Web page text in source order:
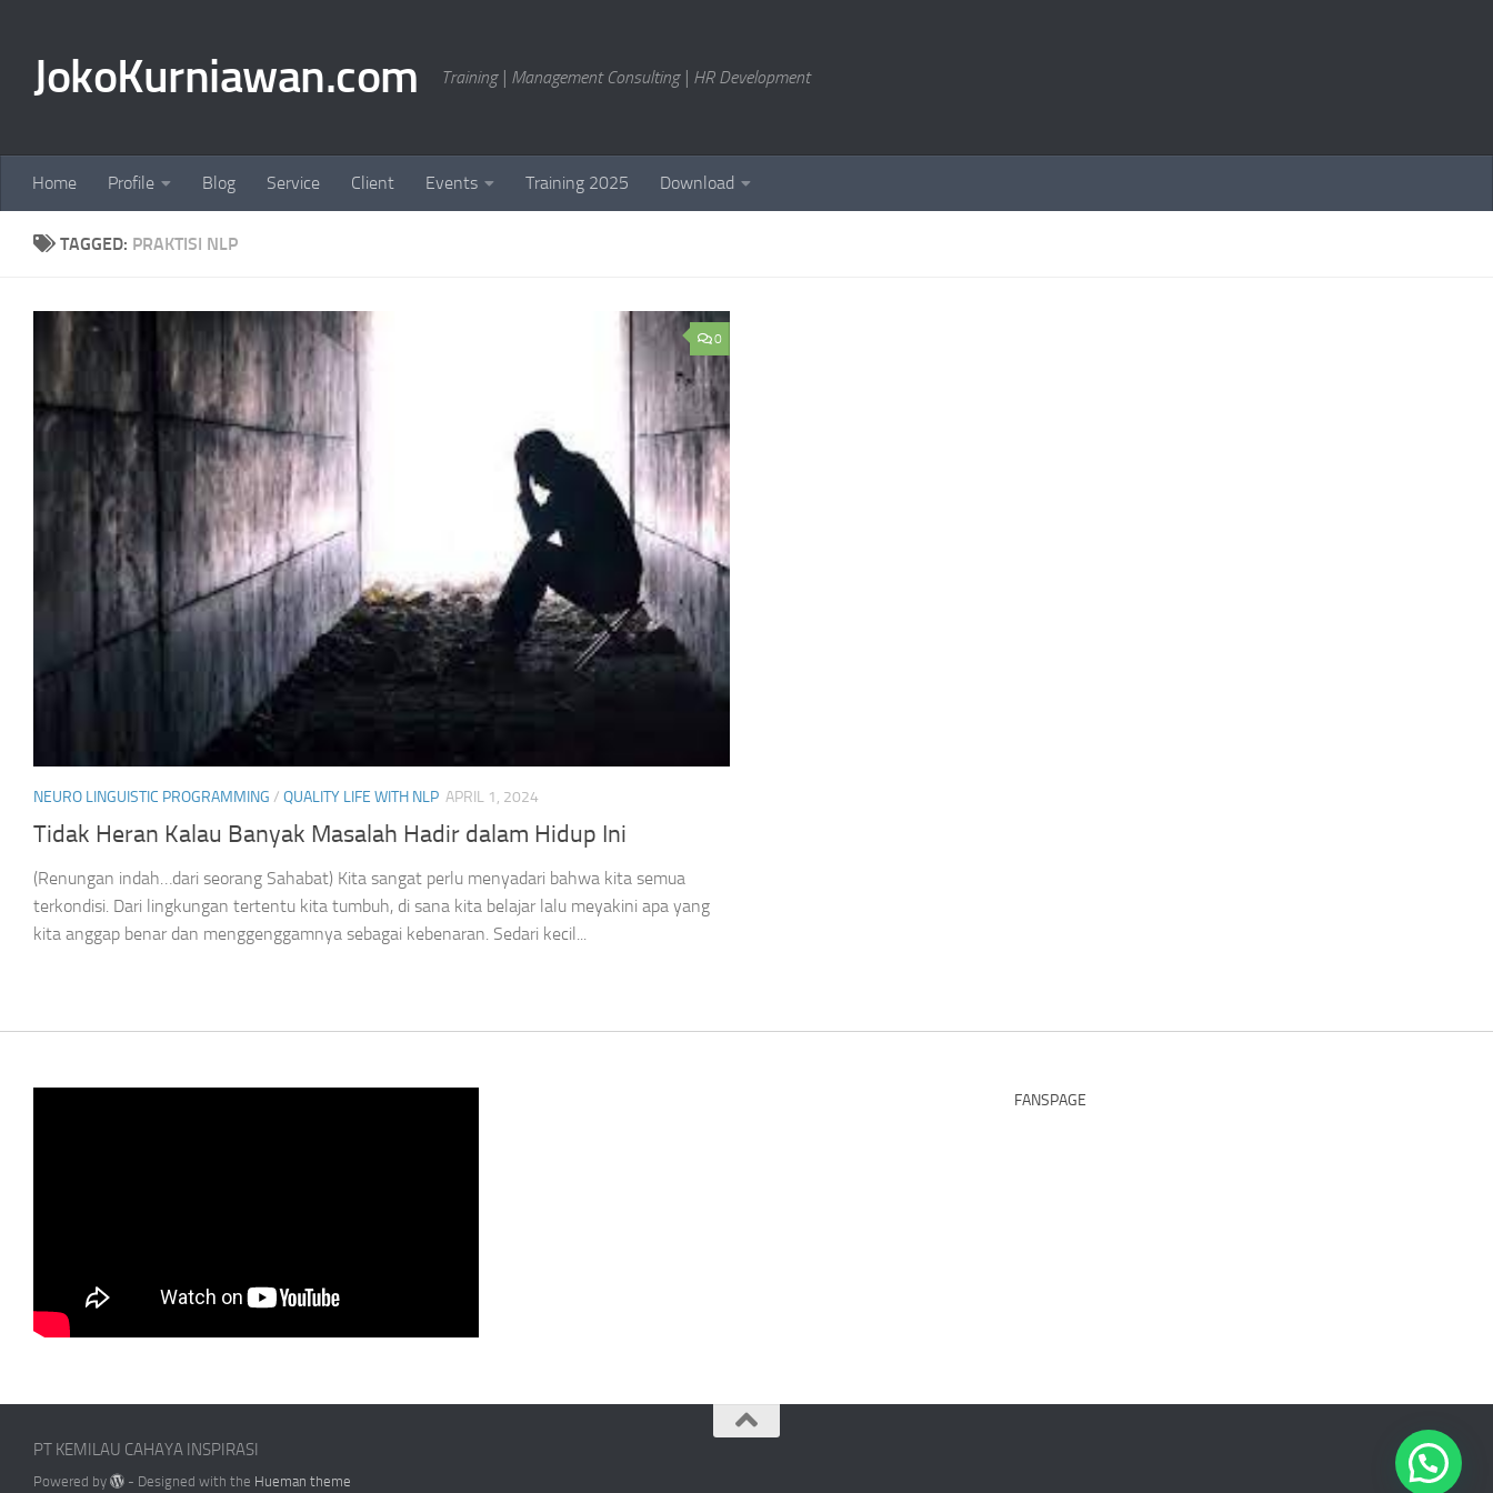
JokoKurniawan.com Training | Management Consulting | HR Development
Home Profile Blog Service Client Events Training 2025 Download
TAGGED: PRAKTISI NLP
0
NEURO LINGUISTIC PROGRAMMING / QUALITY LIFE WITH NLP APRIL 1, 2024
Tidak Heran Kalau Banyak Masalah Hadir dalam Hidup Ini
(Renungan indah…dari seorang Sahabat) Kita sangat perlu menyadari bahwa kita semua
terkondisi. Dari lingkungan tertentu kita tumbuh, di sana kita belajar lalu meyakini apa yang
kita anggap benar dan menggenggamnya sebagai kebenaran. Sedari kecil...
FANSPAGE
PT KEMILAU CAHAYA INSPIRASI
Powered by - Designed with the Hueman theme